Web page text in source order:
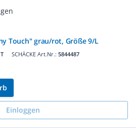
Touch" grau/rot, Größe 9/L
SCHÄCKE Art.Nr.: 5844487
Einloggen